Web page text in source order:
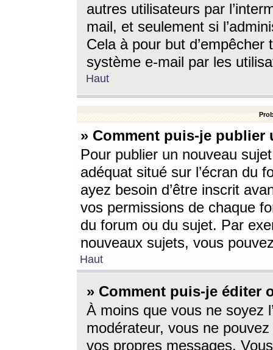
autres utilisateurs par
mail, et seulement si
Cela à pour but
système e-mail par les
Haut
» Comment puis-je
Pour publier un nouveau
adéquat situé sur l’écran du
ayez besoin d’être inscrit
vos permissions de chaque
du forum ou du sujet. Par
nouveaux sujets, vous
Haut
» Comment puis-je éditer
À moins que vous ne soyez
modérateur, vous ne
vos propres messages.